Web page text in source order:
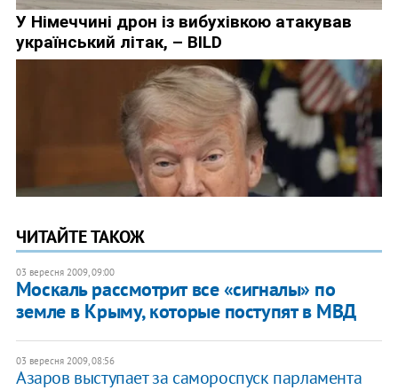
ЧИТАЙТЕ ТАКОЖ
03 вересня 2009, 09:00
Москаль рассмотрит все «сигналы» по
земле в Крыму, которые поступят в МВД
03 вересня 2009, 08:56
Азаров выступает за самороспуск парламента